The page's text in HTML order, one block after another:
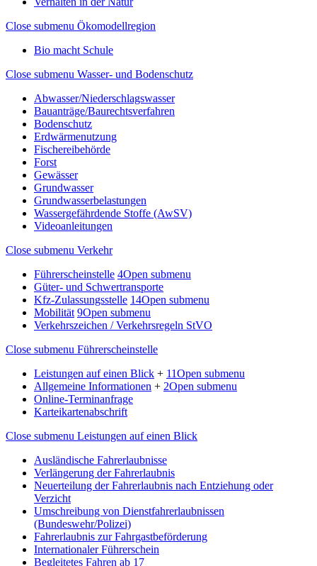
Close submenu Ökomodellregion
Bio macht Schule
Close submenu Wasser- und Bodenschutz
Abwasser/Niederschlagswasser
Bauanträge/Baurechtsverfahren
Bodenschutz
Erdwärmenutzung
Fischereibehörde
Forst
Gewässer
Grundwasser
Grundwasserbelastungen
Wassergefährdende Stoffe (AwSV)
Videoanleitungen
Close submenu Verkehr
Führerscheinstelle 4Open submenu
Güter- und Schwertransporte
Kfz-Zulassungsstelle 14Open submenu
Mobilität 9Open submenu
Verkehrszeichen / Verkehrsregeln StVO
Close submenu Führerscheinstelle
Leistungen auf einen Blick + 11Open submenu
Allgemeine Informationen + 2Open submenu
Online-Terminanfrage
Karteikartenabschrift
Close submenu Leistungen auf einen Blick
Ausländische Fahrerlaubnisse
Verlängerung der Fahrerlaubnis
Neuerteilung der Fahrerlaubnis nach Entziehung oder
Verzicht
Umschreibung von Dienstfahrerlaubnissen
(Bundeswehr/Polizei)
Fahrerlaubnis zur Fahrgastbeförderung
Internationaler Führerschein
Begleitetes Fahren ab 17